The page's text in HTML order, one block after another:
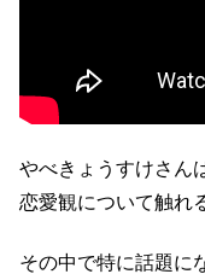
やべきょうすけさん
恋愛観について触れ
その中で特に話題に